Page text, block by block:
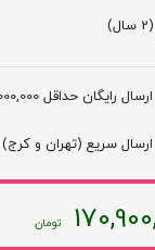
(2 سال)
ارسال رایگان حداقل 1,000,000
ارسال سریع (تهران و کرج)